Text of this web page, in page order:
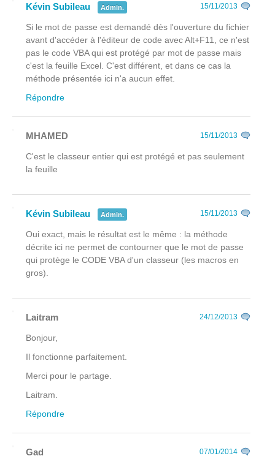
Kévin Subileau Admin. 15/11/2013
Si le mot de passe est demandé dès l'ouverture du fichier
avant d'accéder à l'éditeur de code avec Alt+F11, ce n'est
pas le code VBA qui est protégé par mot de passe mais
c'est la feuille Excel. C'est différent, et dans ce cas la
méthode présentée ici n'a aucun effet.
Répondre
MHAMED 15/11/2013
C'est le classeur entier qui est protégé et pas seulement
la feuille
Kévin Subileau Admin. 15/11/2013
Oui exact, mais le résultat est le même : la méthode
décrite ici ne permet de contourner que le mot de passe
qui protège le CODE VBA d'un classeur (les macros en
gros).
Laitram 24/12/2013
Bonjour,
Il fonctionne parfaitement.
Merci pour le partage.
Laitram.
Répondre
Gad 07/01/2014